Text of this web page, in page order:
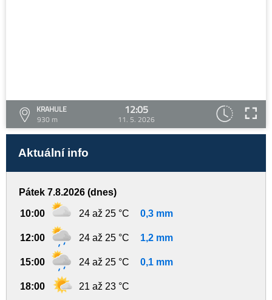
KRAHULE
930 m
12:05
11. 5. 2026
Aktuální info
Pátek 7.8.2026 (dnes)
10:00 24 až 25 °C 0,3 mm
12:00 24 až 25 °C 1,2 mm
15:00 24 až 25 °C 0,1 mm
18:00 21 až 23 °C